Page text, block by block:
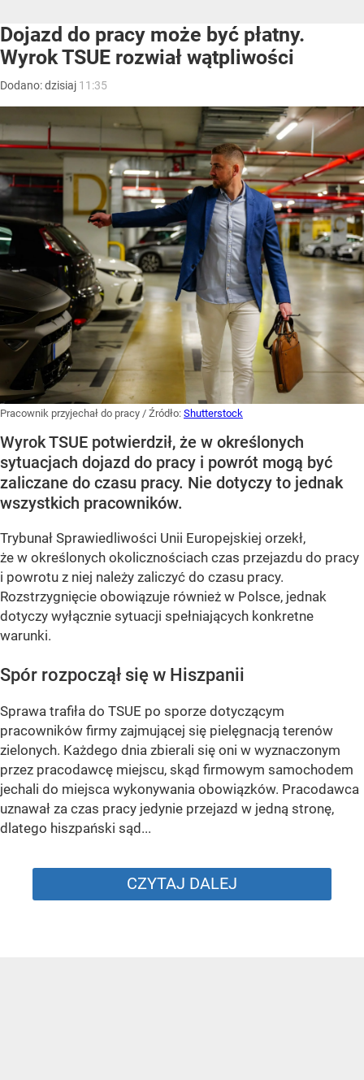
Dojazd do pracy może być płatny.
Wyrok TSUE rozwiał wątpliwości
Dodano:dzisiaj 11:35
Pracownik przyjechał do pracy / Źródło: Shutterstock
Wyrok TSUE potwierdził, że w określonych
sytuacjach dojazd do pracy i powrót mogą być
zaliczane do czasu pracy. Nie dotyczy to jednak
wszystkich pracowników.
Trybunał Sprawiedliwości Unii Europejskiej orzekł,
że w określonych okolicznościach czas przejazdu do pracy
i powrotu z niej należy zaliczyć do czasu pracy.
Rozstrzygnięcie obowiązuje również w Polsce, jednak
dotyczy wyłącznie sytuacji spełniających konkretne
warunki.
Spór rozpoczął się w Hiszpanii
Sprawa trafiła do TSUE po sporze dotyczącym
pracowników firmy zajmującej się pielęgnacją terenów
zielonych. Każdego dnia zbierali się oni w wyznaczonym
przez pracodawcę miejscu, skąd firmowym samochodem
jechali do miejsca wykonywania obowiązków. Pracodawca
uznawał za czas pracy jedynie przejazd w jedną stronę,
dlatego hiszpański sąd...
CZYTAJ DALEJ